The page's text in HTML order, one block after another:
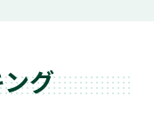
グ